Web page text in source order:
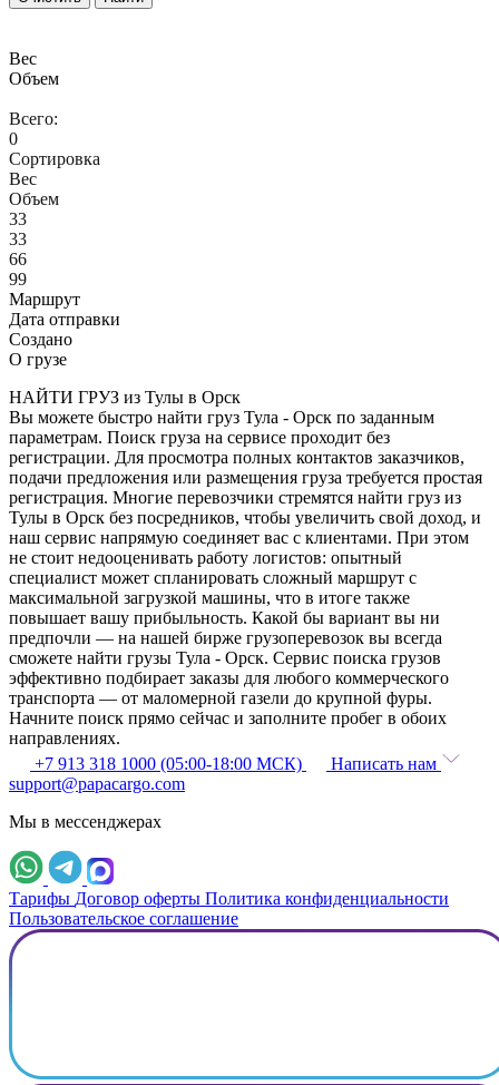
Вес
Объем
Всего:
0
Сортировка
Вес
Объем
33
33
66
99
Маршрут
Дата отправки
Создано
О грузе
НАЙТИ ГРУЗ из Тулы в Орск
Вы можете быстро найти груз Тула - Орск по заданным
параметрам. Поиск груза на сервисе проходит без
регистрации. Для просмотра полных контактов заказчиков,
подачи предложения или размещения груза требуется простая
регистрация. Многие перевозчики стремятся найти груз из
Тулы в Орск без посредников, чтобы увеличить свой доход, и
наш сервис напрямую соединяет вас с клиентами. При этом
не стоит недооценивать работу логистов: опытный
специалист может спланировать сложный маршрут с
максимальной загрузкой машины, что в итоге также
повышает вашу прибыльность. Какой бы вариант вы ни
предпочли — на нашей бирже грузоперевозок вы всегда
сможете найти грузы Тула - Орск. Сервис поиска грузов
эффективно подбирает заказы для любого коммерческого
транспорта — от маломерной газели до крупной фуры.
Начните поиск прямо сейчас и заполните пробег в обоих
направлениях.
+7 913 318 1000 (05:00-18:00 МСК)
Написать нам
support@papacargo.com
Мы в мессенджерах
Тарифы Договор оферты Политика конфиденциальности
Пользовательское соглашение